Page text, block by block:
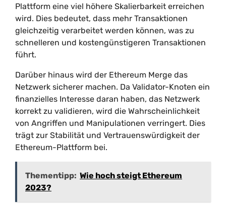
Plattform eine viel höhere Skalierbarkeit erreichen
wird. Dies bedeutet, dass mehr Transaktionen
gleichzeitig verarbeitet werden können, was zu
schnelleren und kostengünstigeren Transaktionen
führt.
Darüber hinaus wird der Ethereum Merge das
Netzwerk sicherer machen. Da Validator-Knoten ein
finanzielles Interesse daran haben, das Netzwerk
korrekt zu validieren, wird die Wahrscheinlichkeit
von Angriffen und Manipulationen verringert. Dies
trägt zur Stabilität und Vertrauenswürdigkeit der
Ethereum-Plattform bei.
Thementipp: Wie hoch steigt Ethereum
2023?